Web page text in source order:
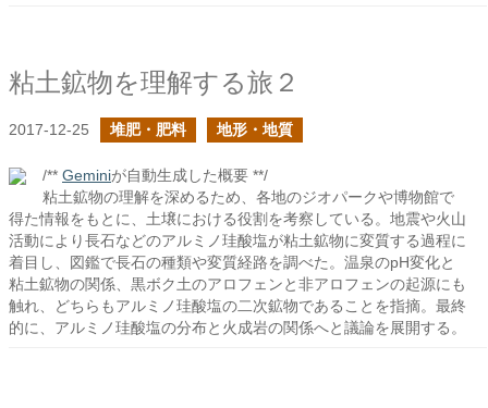
粘土鉱物を理解する旅２
2017-12-25 堆肥・肥料 地形・地質
/** Geminiが自動生成した概要 **/
粘土鉱物の理解を深めるため、各地のジオパークや博物館で
得た情報をもとに、土壌における役割を考察している。地震や火山
活動により長石などのアルミノ珪酸塩が粘土鉱物に変質する過程に
着目し、図鑑で長石の種類や変質経路を調べた。温泉のpH変化と
粘土鉱物の関係、黒ボク土のアロフェンと非アロフェンの起源にも
触れ、どちらもアルミノ珪酸塩の二次鉱物であることを指摘。最終
的に、アルミノ珪酸塩の分布と火成岩の関係へと議論を展開する。